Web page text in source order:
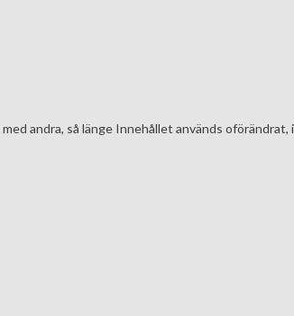
andra, så länge Innehållet används